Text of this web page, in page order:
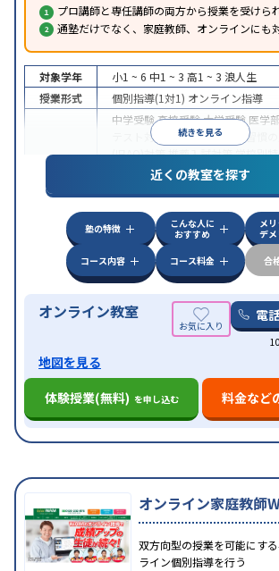
プロ講師と専任講師の両方から授業を受けら
通塾だけでなく、家庭教師、オンラインにも
続きを見る
対象学年 小1 ~ 6 中1 ~ 3 高1 ~ 3 浪人生
授業形式
個別指導(1対1) オンライン指導
中学受験高校受験大学受験 医学
テスト対策
内申点対策 学習習慣の
(旧AO)対策推薦入試対策学校別
私大対策共通テスト対策
特徴
中高一貫校生に対応授業の振替可
オンライン対応 1科目から受講
みの受講可
自習室あり
近くの教室を探す
塾の特徴
こんな人に
おすすめ
メリ
デ
コース内容
コース料金 合
オンライン教室 電
地図を見る
体験授業(無料) を申し込む 料金など
オンライン家庭教師
双方向型の授業を可能にす
ライン個別指導を行う